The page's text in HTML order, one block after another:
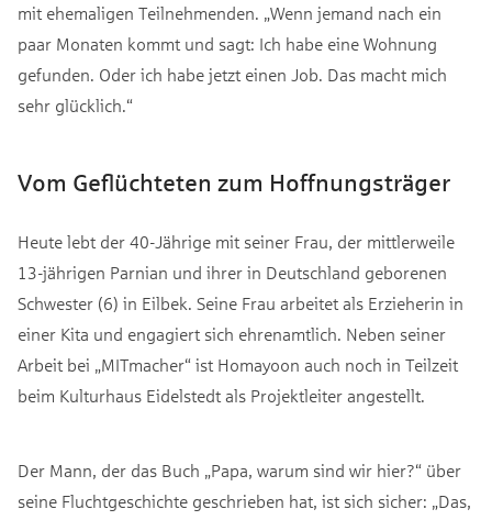
mit ehemaligen Teilnehmenden. „Wenn jemand nach ein
paar Monaten kommt und sagt: Ich habe eine Wohnung
gefunden. Oder ich habe jetzt einen Job. Das macht mich
sehr glücklich.“
Vom Geflüchteten zum Hoffnungsträger
Heute lebt der 40-Jährige mit seiner Frau, der mittlerweile
13-jährigen Parnian und ihrer in Deutschland geborenen
Schwester (6) in Eilbek. Seine Frau arbeitet als Erzieherin in
einer Kita und engagiert sich ehrenamtlich. Neben seiner
Arbeit bei „MITmacher“ ist Homayoon auch noch in Teilzeit
beim Kulturhaus Eidelstedt als Projektleiter angestellt.
Der Mann, der das Buch „Papa, warum sind wir hier?“ über
seine Fluchtgeschichte geschrieben hat, ist sich sicher: „Das,